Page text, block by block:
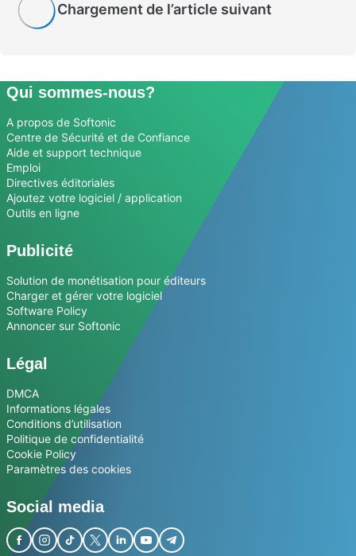
Chargement de l’article suivant
Qui sommes-nous?
A propos de Softonic
Centre de Sécurité et de Confiance
Aide et support technique
Emploi
Directives éditoriales
Ajoutez votre logiciel / application
Outils en ligne
Publicité
Solution de monétisation pour éditeurs
Charger et gérer votre logiciel
Software Policy
Annoncer sur Softonic
Légal
DMCA
Informations légales
Conditions d’utilisation
Politique de confidentialité
Cookie Policy
Paramètres des cookies
Social media